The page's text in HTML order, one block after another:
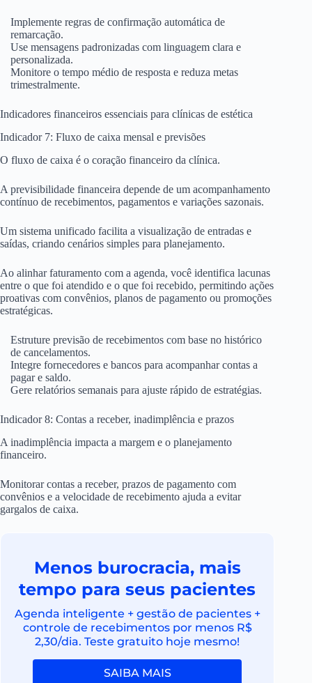
Implemente regras de confirmação automática de
remarcação.
Use mensagens padronizadas com linguagem clara e
personalizada.
Monitore o tempo médio de resposta e reduza metas
trimestralmente.
Indicadores financeiros essenciais para clínicas de estética
Indicador 7: Fluxo de caixa mensal e previsões
O fluxo de caixa é o coração financeiro da clínica.
A previsibilidade financeira depende de um acompanhamento
contínuo de recebimentos, pagamentos e variações sazonais.
Um sistema unificado facilita a visualização de entradas e
saídas, criando cenários simples para planejamento.
Ao alinhar faturamento com a agenda, você identifica lacunas
entre o que foi atendido e o que foi recebido, permitindo ações
proativas com convênios, planos de pagamento ou promoções
estratégicas.
Estruture previsão de recebimentos com base no histórico
de cancelamentos.
Integre fornecedores e bancos para acompanhar contas a
pagar e saldo.
Gere relatórios semanais para ajuste rápido de estratégias.
Indicador 8: Contas a receber, inadimplência e prazos
A inadimplência impacta a margem e o planejamento
financeiro.
Monitorar contas a receber, prazos de pagamento com
convênios e a velocidade de recebimento ajuda a evitar
gargalos de caixa.
Menos burocracia, mais
tempo para seus pacientes
Agenda inteligente + gestão de pacientes +
controle de recebimentos por menos R$
2,30/dia. Teste gratuito hoje mesmo!
SAIBA MAIS